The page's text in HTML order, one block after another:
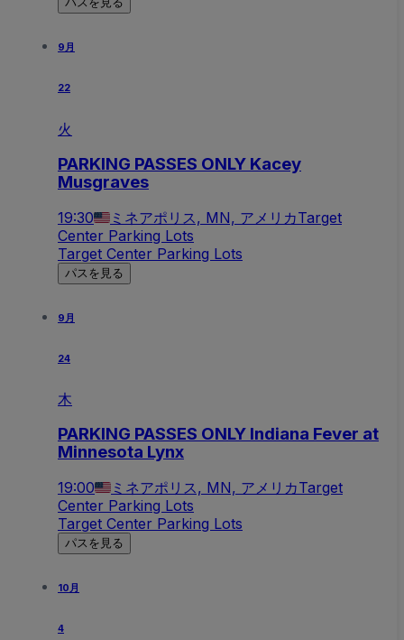
9月
22
火
PARKING PASSES ONLY Kacey
Musgraves
19:30 ミネアポリス, MN, アメリカTarget
Center Parking Lots
Target Center Parking Lots
パスを見る
9月
24
木
PARKING PASSES ONLY Indiana Fever at
Minnesota Lynx
19:00 ミネアポリス, MN, アメリカTarget
Center Parking Lots
Target Center Parking Lots
パスを見る
10月
4